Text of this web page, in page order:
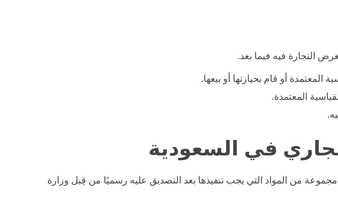
التجارة فيه فيما بعد.
المعتمدة أو قام بحيازتها أو بيعها.
المعتمدة.
في السعودية
من المواد التي يجب تنفيذها بعد التصديق عليه رسميًا من قِبل وزارة